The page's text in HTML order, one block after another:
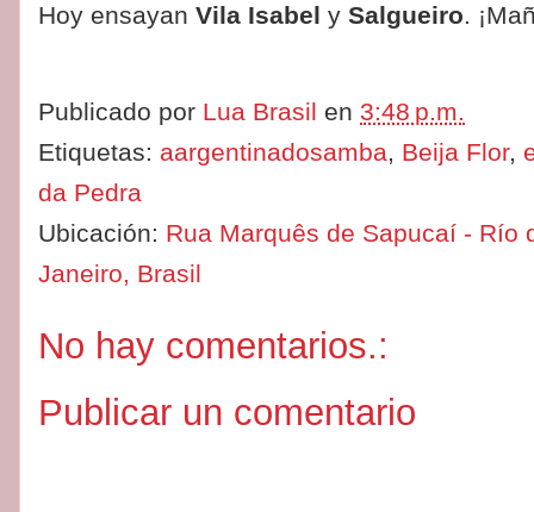
Hoy ensayan Vila Isabel y Salgueiro.
Publicado por Lua Brasil en 3:48 p.m.
Etiquetas: aargentinadosamba, Beija Flor,
da Pedra
Ubicación: Rua Marquês de Sapucaí - Río
Janeiro, Brasil
No hay comentarios.:
Publicar un comentario